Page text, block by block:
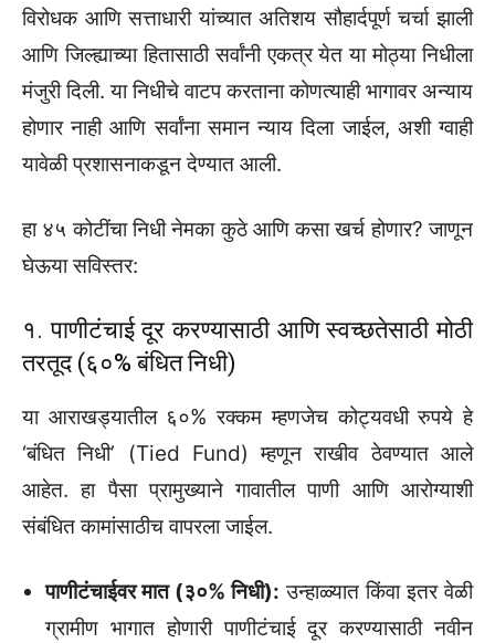
विरोधक आणि सत्ताधारी यांच्यात अतिशय सौहार्दपूर्ण चर्चा झाली
आणि जिल्ह्याच्या हितासाठी सर्वांनी एकत्र येत या मोठ्या निधीला
मंजुरी दिली. या निधीचे वाटप करताना कोणत्याही भागावर अन्याय
होणार नाही आणि सर्वांना समान न्याय दिला जाईल, अशी ग्वाही
यावेळी प्रशासनाकडून देण्यात आली.
हा ४५ कोटींचा निधी नेमका कुठे आणि कसा खर्च होणार? जाणून
घेऊया सविस्तर:
१. पाणीटंचाई दूर करण्यासाठी आणि स्वच्छतेसाठी मोठी
तरतूद (६०% बंधित निधी)
या आराखड्यातील ६०% रक्कम म्हणजेच कोट्यवधी रुपये हे
‘बंधित निधी’ (Tied Fund) म्हणून राखीव ठेवण्यात आले
आहेत. हा पैसा प्रामुख्याने गावातील पाणी आणि आरोग्याशी
संबंधित कामांसाठीच वापरला जाईल.
पाणीटंचाईवर मात (३०% निधी): उन्हाळ्यात किंवा इतर वेळी
ग्रामीण भागात होणारी पाणीटंचाई दूर करण्यासाठी नवीन